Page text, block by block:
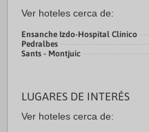
Ver hoteles cerca de:
Ensanche Izdo-Hospital Clínico
Pedralbes
Sants - Montjuic
LUGARES DE INTERÉS
Ver hoteles cerca de: